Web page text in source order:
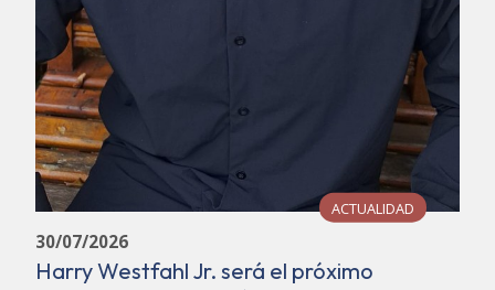
ACTUALIDAD
30/07/2026
Harry Westfahl Jr. será el próximo